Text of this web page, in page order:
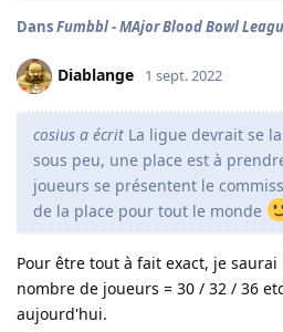
DansFumbbl - MAjor Blood Bowl
Diablange 1 sept. 2022
cosius a écrit La ligue devrait se
sous peu, une place est à
joueurs se présentent le
de la place pour tout le monde
Pour être tout à fait exact, je
nombre de joueurs = 30 / 32 / 36
aujourd'hui.